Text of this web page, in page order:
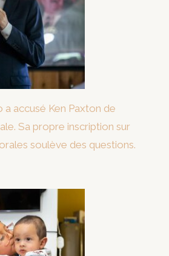
a accusé Ken Paxton de
Sa propre inscription sur
soulève des questions.